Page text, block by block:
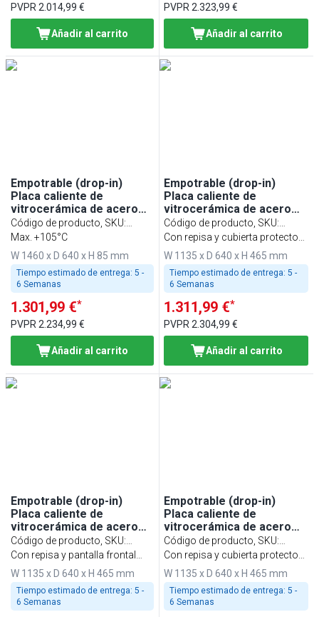
PVPR 2.014,99 €
Añadir al carrito
PVPR2.323,99 €
Añadir al carrito
Empotrable (drop-in)
Placa caliente de
vitrocerámica de acero
inoxidable con superficie
de vidrio templado -
1,8kW
Código de producto, SKU:
WA156A
Max. +105°C
W 1460 x D 640 x H 85 mm
Tiempo estimado de entrega: 5 -
6 Semanas
1.301,99 €*
PVPR 2.234,99 €
Añadir al carrito
Empotrable (drop-in)
Placa caliente de
vitrocerámica de acero
inoxidable con superficie
de vidrio templado -
1135mm - 3x GN 1/1 -
1,35kW - con vidrio
protector
Código de producto, SKU:
WA116B
Con repisa y cubierta protectora
de cristal de una cara
W 1135 x D 640 x H 465 mm
Tiempo estimado de entrega: 5 -
6 Semanas
1.311,99 €*
PVPR2.304,99 €
Añadir al carrito
Empotrable (drop-in)
Placa caliente de
vitrocerámica de acero
inoxidable - 1135mm - 3x
GN 1/1 - 1,35kW - con
vidrio protector
Código de producto, SKU:
WA116C
Con repisa y pantalla frontal
redondeada
W 1135 x D 640 x H 465 mm
Tiempo estimado de entrega: 5 -
6 Semanas
Empotrable (drop-in)
Placa caliente de
vitrocerámica de acero
inoxidable con superficie
de vidrio templado -
1135mm - 3x GN 1/1 -
1,35kW - con vidrio
protector
Código de producto, SKU:
WA116D
Con repisa y cubierta protectora
de cristal de dos caras
W 1135 x D 640 x H 465 mm
Tiempo estimado de entrega: 5 -
6 Semanas